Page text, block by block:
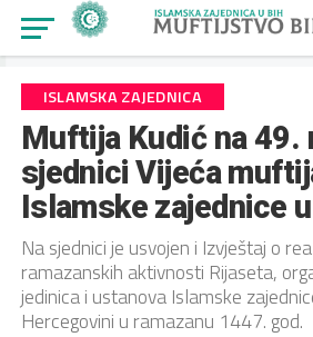
ISLAMSKA ZAJEDNICA
Muftija Kudić na 49.
sjednici Vijeća
Islamske zajednice
Na sjednici je usvojen i Izvještaj o
ramazanskih aktivnosti Rijaseta,
jedinica i ustanova Islamske
Hercegovini u ramazanu 1447. god.